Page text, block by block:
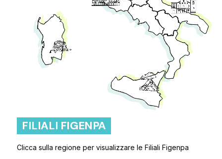
FILIALI FIGENPA
Clicca sulla regione per visualizzare le Filiali Figenpa